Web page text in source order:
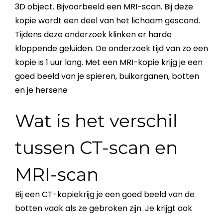
3D object. Bijvoorbeeld een MRI-scan. Bij deze
kopie wordt een deel van het lichaam gescand.
Tijdens deze onderzoek klinken er harde
kloppende geluiden. De onderzoek tijd van zo een
kopie is 1 uur lang. Met een MRI-kopie krijg je een
goed beeld van je spieren, buikorganen, botten
en je hersene
Wat is het verschil
tussen CT-scan en
MRI-scan
Bij een CT-kopiekrijg je een goed beeld van de
botten vaak als ze gebroken zijn. Je krijgt ook